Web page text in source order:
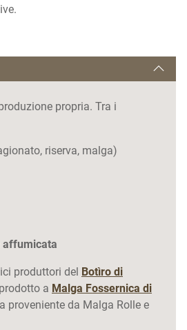
propria. Tra i
riserva, malga)
affumicata
produttori del Botìro di
a Malga Fossernica di
proveniente da Malga Rolle e